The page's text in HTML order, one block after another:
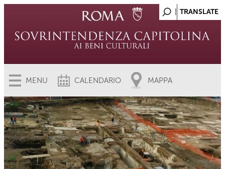
MENU CALENDARIO MAPPA